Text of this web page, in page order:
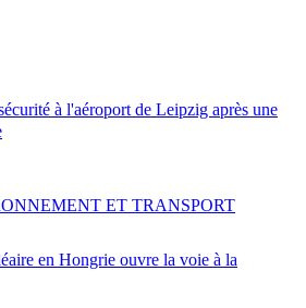
à l'aéroport de Leipzig après une
en Hongrie ouvre la voie à la
ET TRANSPORT